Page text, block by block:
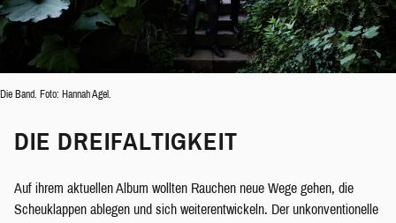
Die Band. Foto: Hannah Agel.
DIE DREIFALTIGKEIT
Auf ihrem aktuellen Album wollten Rauchen neue Wege gehen, die
Scheuklappen ablegen und sich weiterentwickeln. Der unkonventionelle